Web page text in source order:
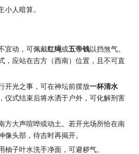
小人暗算。
宜动，可佩戴红绳或五帝钱以挡煞气。
，应站在吉方（西南）位置，且不可直
开光之事，可在神坛前摆放一杯清水
仪式结束后将水洒于户外，可化解刑害
方大声喧哗或动土。若开光场所恰在南
像头部，待吉时再揭开。
柚子叶水洗手净面，可避秽气。